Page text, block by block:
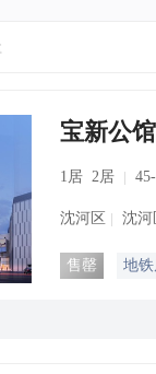
宝新公
1居 2居
沈河区 沈河
售罄 地